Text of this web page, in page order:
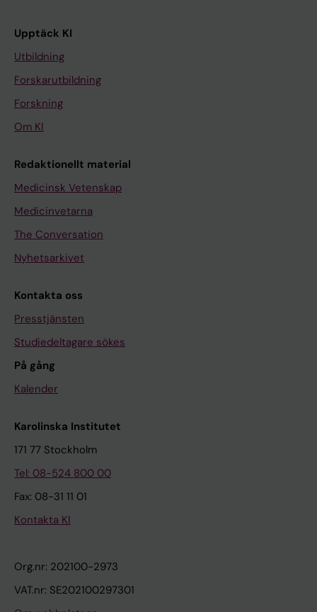
Upptäck KI
Utbildning
Forskarutbildning
Forskning
Om KI
Redaktionellt material
Medicinsk Vetenskap
Medicinvetarna
The Conversation
Nyhetsarkivet
Kontakta oss
Presstjänsten
Studiedeltagare sökes
På gång
Kalender
Karolinska Institutet
171 77 Stockholm
Tel: 08-524 800 00
Fax: 08-31 11 01
Kontakta KI
Org.nr: 202100-2973
VAT.nr: SE202100297301